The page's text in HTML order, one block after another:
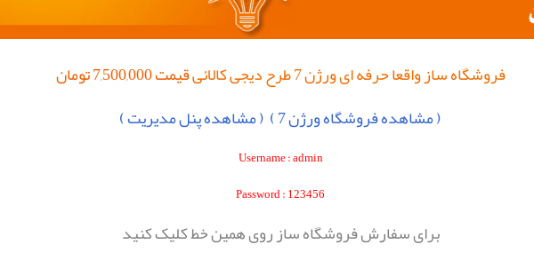
فروشگاهسازواقعاحرفه ای ورژن 7 طرحدیجی کالائیقیمت 7,500,000 تومان
( مشاهده فروشگاه ورژن 7 )
( مشاهده پنل مديريت )
Username : admin
Password : 123456
برای سفارش فروشگاه ساز روی همين خط کليک کنيد